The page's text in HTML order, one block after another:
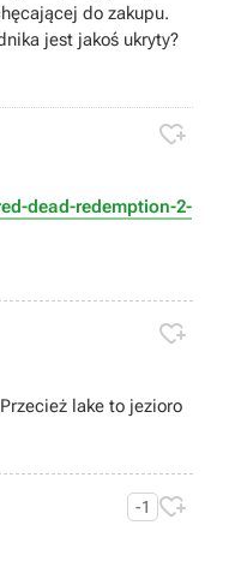
do zakupu.
jest jakoś ukryty?

dead-redemption-2-

lake to jezioro
-1 